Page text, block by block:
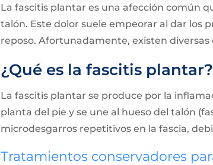
La fascitis plantar es una afección común
talón. Este dolor suele empeorar al dar los
reposo. Afortunadamente, existen
¿Qué es la fascitis plantar?
La fascitis plantar se produce por la
planta del pie y se une al hueso del talón
microdesgarros repetitivos en la fascia,
Tratamientos conservadores